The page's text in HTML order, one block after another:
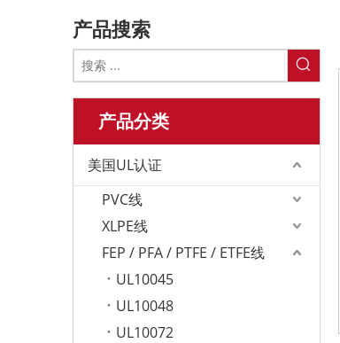
产品搜索
产品分类
美国UL认证
PVC线
XLPE线
FEP / PFA / PTFE / ETFE线
UL10045
UL10048
UL10072